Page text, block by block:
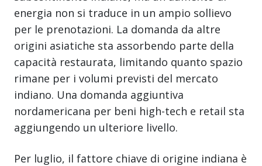
energia non si traduce in un ampio sollievo
per le prenotazioni. La domanda da altre
origini asiatiche sta assorbendo parte della
capacità restaurata, limitando quanto spazio
rimane per i volumi previsti del mercato
indiano. Una domanda aggiuntiva
nordamericana per beni high-tech e retail sta
aggiungendo un ulteriore livello.
Per luglio, il fattore chiave di origine indiana è